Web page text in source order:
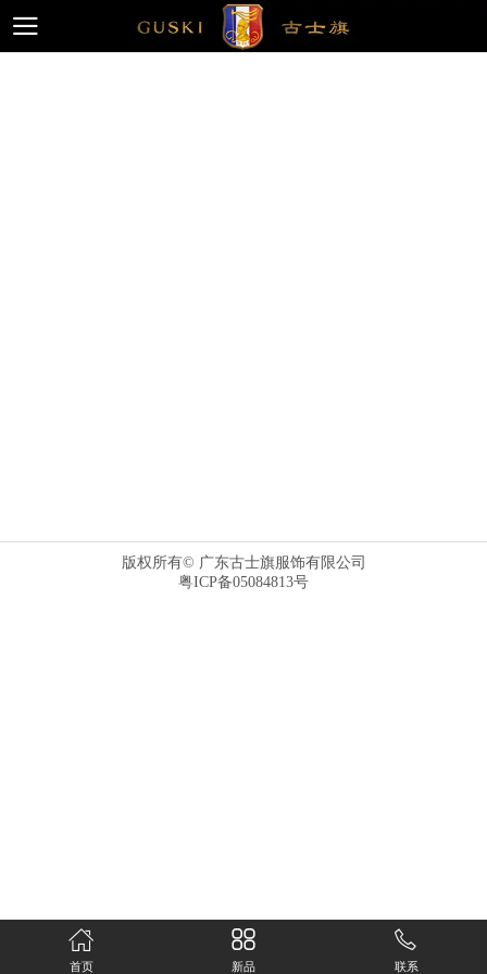
版权所有© 广东古士旗服饰有限公司
粤ICP备05084813号
首页 新品 联系